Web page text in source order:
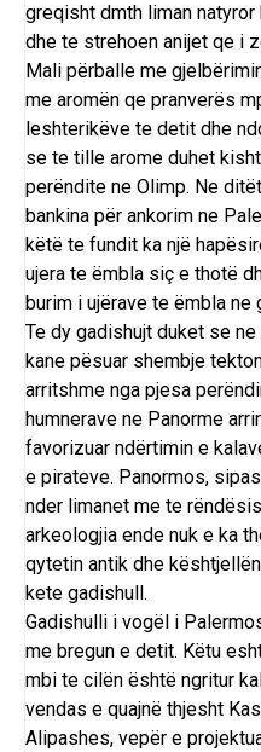
greqisht dmth liman
dhe te strehoen anijet qe i
Mali përballe me
me aromën qe pranverës
leshterikëve te detit dhe
se te tille arome duhet
perëndite ne Olimp. Ne
bankina për ankorim ne
këtë te fundit ka një
ujera te ëmbla siç e thotë
burim i ujërave te ëmbla ne
Te dy gadishujt duket se
kane pësuar shembje
arritshme nga pjesa
humnerave ne Panorme
favorizuar ndërtimin e
e pirateve. Panormos,
nder limanet me te
arkeologjia ende nuk e ka
qytetin antik dhe
kete gadishull.
Gadishulli i vogël i
me bregun e detit. Këtu
mbi te cilën është ngritur
vendas e quajnë thjesht
Alipashes, vepër e